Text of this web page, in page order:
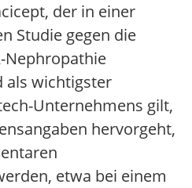
der in einer
Studie gegen die
Nephropathie
als wichtigster
Unternehmens gilt,
hervorgeht,
etwa bei einem